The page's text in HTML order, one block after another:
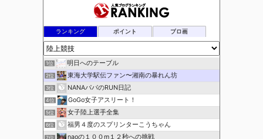
ランキング ポイント ブロ画
1位 明日へのテーブル
2位 東海大学駅伝ファン〜湘南の暴れん坊
3位 NANAパパのRUN日記
4位 GoGo女子アスリート！
5位 女子陸上選手全集
6位 福男４度のスプリンターこうちゃん
7位 naoの１００m１２秒への挑戦